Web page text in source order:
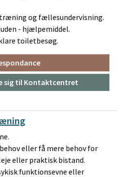
og fællesundervisning.
- hjælpemiddel.
toiletbesøg.
sig til Kontaktcentret
eller få mere behov for
eller praktisk bistand.
funktionsevne eller